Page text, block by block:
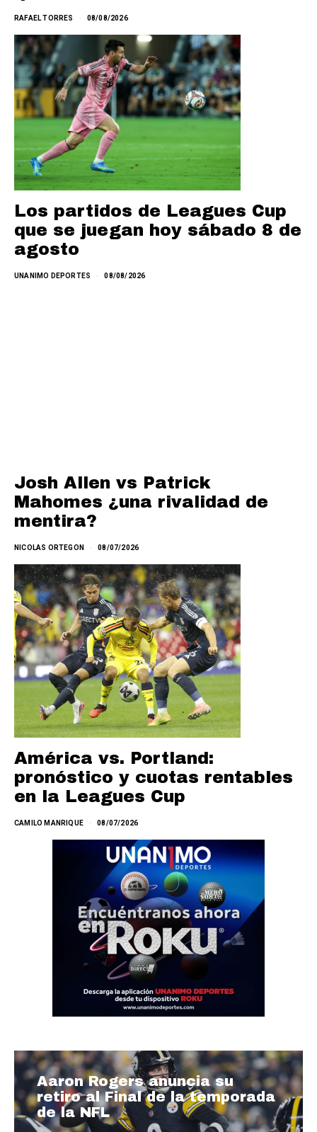
RAFAEL TORRES 08/08/2026
Los partidos de Leagues Cup
que se juegan hoy sábado 8 de
agosto
UNANIMO DEPORTES 08/08/2026
Josh Allen vs Patrick
Mahomes ¿una rivalidad de
mentira?
NICOLAS ORTEGON 08/07/2026
América vs. Portland:
pronóstico y cuotas rentables
en la Leagues Cup
CAMILO MANRIQUE 08/07/2026
Aaron Rogers anuncia su
retiro al Final de la temporada
de la NFL